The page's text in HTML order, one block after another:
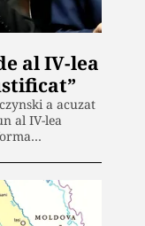
al IV-lea
a acuzat
al IV-lea